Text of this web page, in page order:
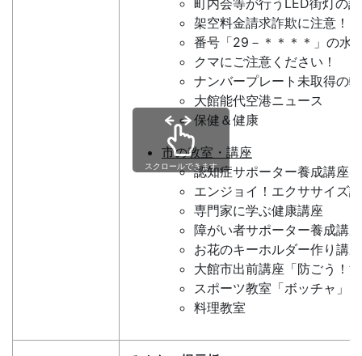
架空料金請求詐欺に注意！
番号「29－＊＊＊＊」の水
クマにご注意ください！
ナンバープレート未取得の
大館能代空港ニュース
保健＆健康
市の教室・講座
認知症サポーター養成講座
エンジョイ！エクササイズ
専門家に学ぶ健康講座
障がい者サポーター養成講
お花のキーホルダー作り講座
大館市出前講座「防ごう！
スポーツ教室「ボッチャ」
料理教室
スクロールできます